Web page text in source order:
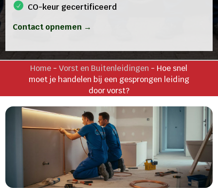
CO-keur gecertificeerd
Contact opnemen →
Home -Vorst en Buitenleidingen - Hoe snel
moet je handelen bij een gesprongen leiding
door vorst?